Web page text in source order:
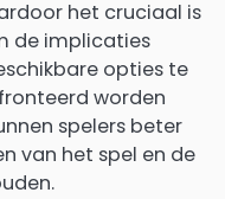
het cruciaal is
de implicaties
opties te
worden
spelers beter
van het spel en de